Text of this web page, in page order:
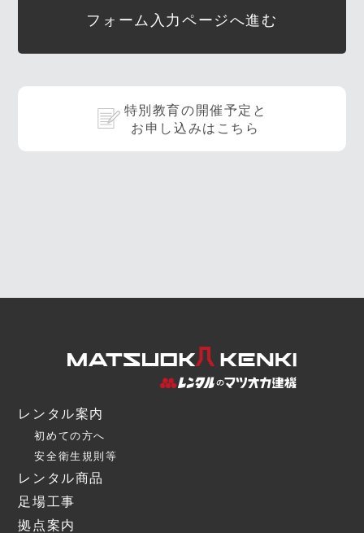
フォーム入力ページへ進む
特別教育の開催予定と
お申し込みはこちら
レンタル案内
初めての方へ
安全衛生規則等
レンタル商品
足場工事
拠点案内